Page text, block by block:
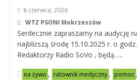
8 czerwca, 2026
WTZ PSONI Mokrzeszów
Serdecznie zapraszamy na audycję
najbliższą środę 15.10.2025 r. o
Redaktorzy Radio SoVo , będą…..
na żywo , ratownik medyczny , pomoc ,